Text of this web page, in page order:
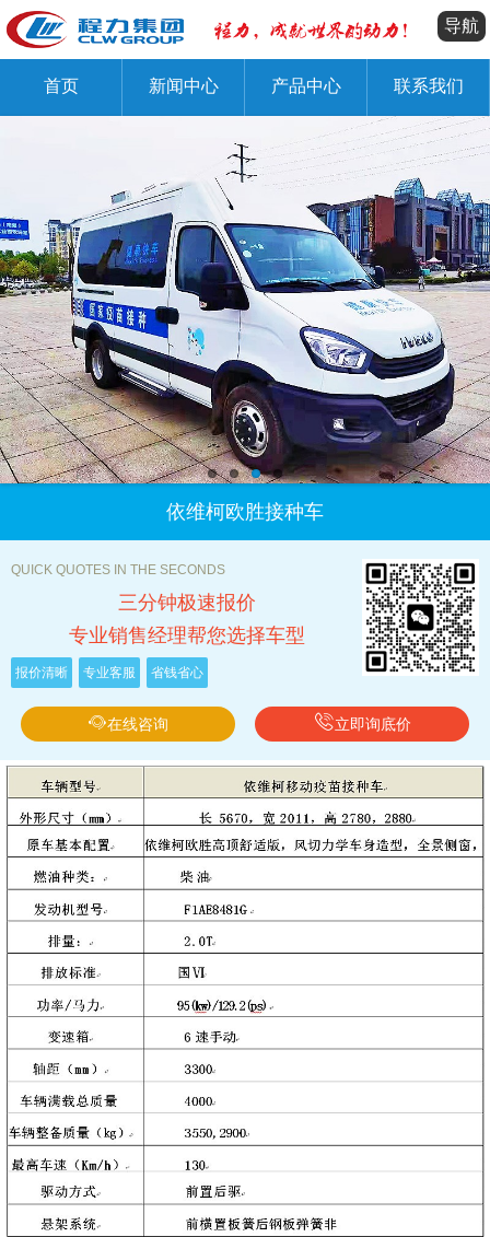
导航
首页 新闻中心 产品中心 联系我们
依维柯欧胜接种车
QUICK QUOTES IN THE SECONDS
三分钟极速报价
专业销售经理帮您选择车型
报价清晰 专业客服 省钱省心
在线咨询 立即询底价